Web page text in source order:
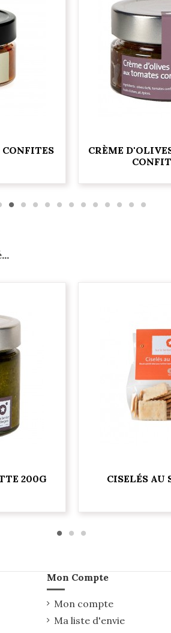
CONFITES
CRÈME
200G CISELÉS AU
Mon Compte
Mon compte
Ma liste d'envie